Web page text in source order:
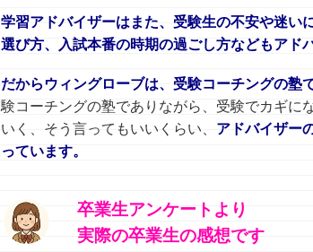
学習アドバイザーはまた、受験生の不安や迷い
選び方、入試本番の時期の過ごし方などもアド
だからウィングローブは、受験コーチングの塾
験コーチングの塾でありながら、受験でカギに
いく、そう言ってもいいくらい、 アドバイザー
っています。
卒業生アンケートより
実際の卒業生の感想です